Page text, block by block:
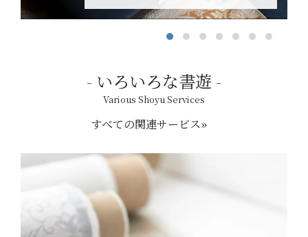
いろいろな書遊
Various Shoyu Services
すべての関連サービス»